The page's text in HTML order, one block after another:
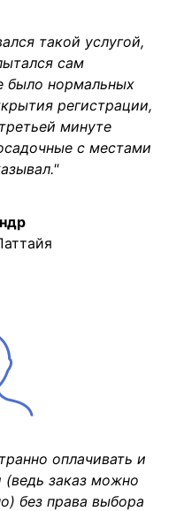
такой услугой,
сам
было нормальных
регистрации,
минуте
с местами
оплачивать и
(ведь заказ можно
без права выбора